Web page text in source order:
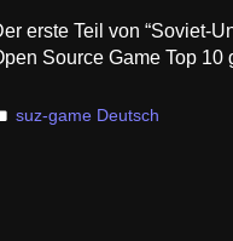
erste Teil von “Soviet-
Source Game Top 10
Categories
suz-game Deutsch